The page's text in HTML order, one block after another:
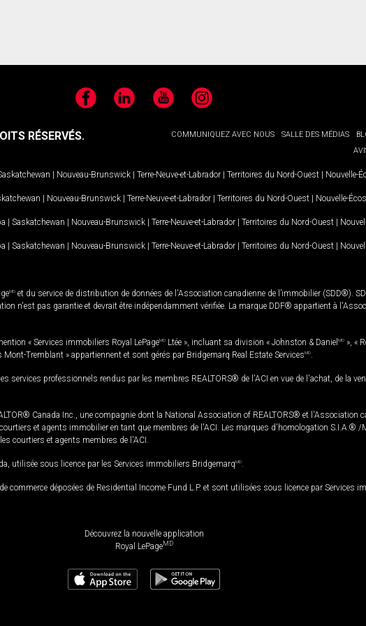
FacebookLinkedIn YouTubeInstagram
COMMUNIQUEZ AVEC NOUS SALLE DES MÉDIAS
RÉSERVÉS.
| Nouveau-Brunswick | Terre-Neuve-et-Labrador | Territoires du Nord-Ouest | Nouvelle-
| Nouveau-Brunswick | Terre-Neuve-et-Labrador | Territoires du Nord-Ouest | Nouvelle-
| Saskatchewan | Nouveau-Brunswick | Terre-Neuve-et-Labrador | Territoires du Nord-Ouest |
| Saskatchewan | Nouveau-Brunswick | Terre-Neuve-et-Labrador | Territoires du Nord-Ouest |
MD et du service de distribution de données de l'Association canadienne de l’immobilier (SDD®).
n'est pas garantie et devrait être indépendamment vérifiée. La marque DDF® appartient à
« Services immobiliers Royal LePageMD Ltée », incluant sa division « Johnston & Daniel MD », «
Mont-Tremblant » appartiennent et sont gérés par Bridgemarq Real Estate ServicesMD
professionnels rendus par les membres REALTORS® de l'ACI en vue de l'achat, de la
Canada Inc., une compagnie dont la National Association of REALTORS® et l'Association
et agents immobilier en tant que membres de l'ACI. Les marques d'homologation S.I.A.®
courtiers et agents membres de l'ACI.
utilisée sous licence par les Services immobiliers BridgemarqMD
commerce déposées de Residential Income Fund L.P. et sont utilisées sous licence par Services
Découvrez la nouvelle application
Royal LePageMD